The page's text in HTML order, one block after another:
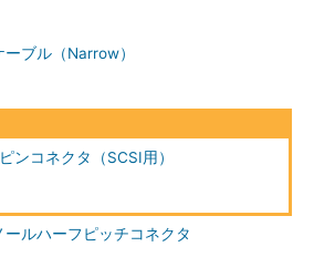
ブル（Narrow）
ンコネクタ（SCSI用）
ールハーフピッチコネクタ